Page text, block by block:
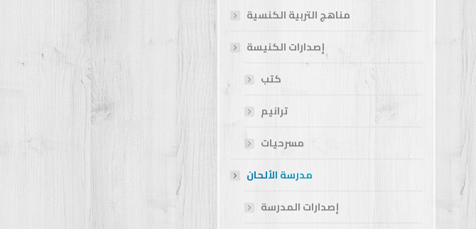
مناهج التربية الكنسية
إصدارات الكنيسة
كتب
ترانيم
مسرحيات
مدرسة الألحان
إصدارات المدرسة